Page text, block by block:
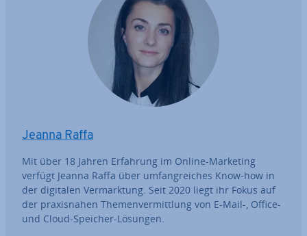
Jeanna Raffa
Mit über 18 Jahren Erfahrung im Online-Marketing
verfügt Jeanna Raffa über um­fang­rei­ches Know-how in
der digitalen Ver­mark­tung. Seit 2020 liegt ihr Fokus auf
der pra­xis­na­hen The­men­ver­mitt­lung von E-Mail-, Office-
und Cloud-Speicher-Lösungen.